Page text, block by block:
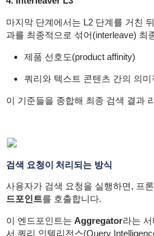
마지막 단계에서는 L2 단계를 거친
과를 최종적으로 섞어(interleave) 최
제품 선호도(product affinity)
쿼리와 텍스트 콘텐츠 간의 의미
이 기준들을 종합해 최종 검색 결과
검색 요청이 처리되는 방식
사용자가 검색 요청을 실행하면, 프
드포인트를 호출합니다.
이 엔드포인트는 Aggregator라는
서 쿼리 인텔리전스(Query